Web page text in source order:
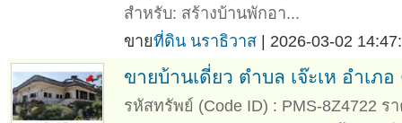
สำหรับ: สร้างบ้านพักอา...
ขายที่ดิน นราธิวาส | 2026-03-02
ขายบ้านเดี่ยว ตำบล เจ๊ะเห อำเภ
รหัสทรัพย์ (Code ID) : PMS-8Z4722 ร